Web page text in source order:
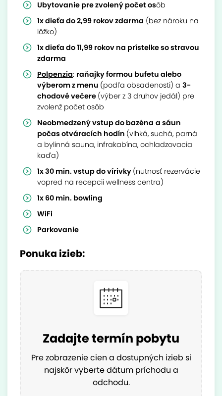
Ubytovanie pre zvolený počet osôb
1x dieťa do 2,99 rokov zdarma (bez nároku na
lôžko)
1x dieťa do 11,99 rokov na prístelke so stravou
zdarma
Polpenzia: raňajky formou bufetu alebo
výberom z menu (podľa obsadenosti) a 3-
chodové večere (výber z 3 druhov jedál) pre
zvolenž počet osôb
Neobmedzený vstup do bazéna a sáun
počas otváracích hodín (vlhká, suchá, parná
a bylinná sauna, infrakabína, ochladzovacia
kaďa)
1x 30 min. vstup do vírivky (nutnosť rezervácie
vopred na recepcii wellness centra)
1x 60 min. bowling
WiFi
Parkovanie
Ponuka izieb:
Zadajte termín pobytu
Pre zobrazenie cien a dostupných izieb si
najskôr vyberte dátum príchodu a
odchodu.